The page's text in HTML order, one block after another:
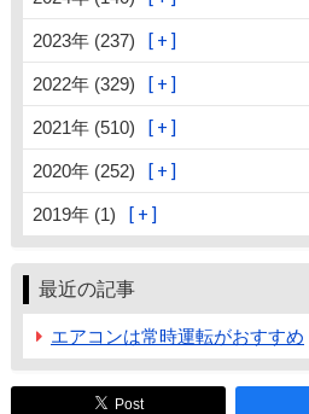
2023年 (237)
2022年 (329)
2021年 (510)
2020年 (252)
2019年 (1)
最近の記事
エアコンは常時運転がおすすめ
Post